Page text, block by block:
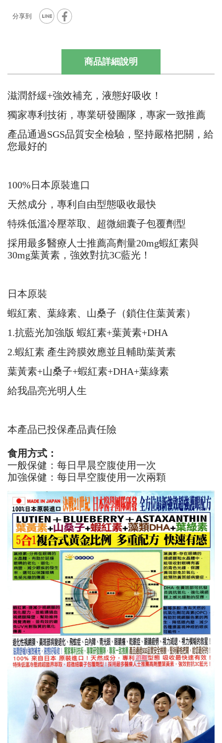
商品詳細說明
滋潤舒緩+強效補充，液態好吸收！
獨家專利技術，專業研發團隊，專家一致推薦
產品通過SGS品質安全檢驗，堅持嚴格把關，給
您最好的
100%日本原裝進口
天然成分，專利自由型態吸收最快
特殊低溫冷壓萃取、超微細囊子包覆劑型
採用最多醫療人士推薦高劑量20mg蝦紅素與
30mg葉黃素，強效對抗3C藍光！
日本原裝
蝦紅素、葉綠素、山桑子（鎖住住葉黃素）
1.抗藍光加強版 蝦紅素+葉黃素+DHA
2.蝦紅素 產生跨膜效應並且輔助葉黃素
葉黃素+山桑子+蝦紅素+DHA+葉綠素
給我晶亮光明人生
本產品已投保產品責任險
食用方式：
一般保健：每日早晨空腹使用一次
加強保健：每日早空腹使用一次兩顆